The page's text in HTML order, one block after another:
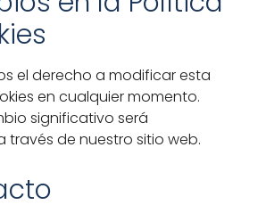
el derecho a modificar esta
en cualquier momento.
significativo será
de nuestro sitio web.